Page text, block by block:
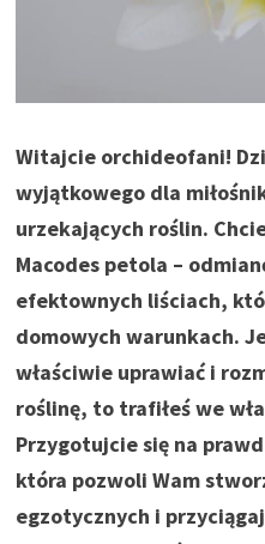
Witajcie orchideofani!
wyjątkowego dla
urzekających roślin.
Macodes petola –
efektownych liściach,
domowych warunkach.
właściwie uprawiać i
roślinę, to trafiłeś we
Przygotujcie się na
która pozwoli Wam
egzotycznych i